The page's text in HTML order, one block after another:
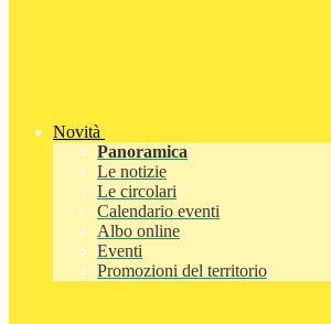
Novità
Panoramica
Le notizie
Le circolari
Calendario eventi
Albo online
Eventi
Promozioni del territorio